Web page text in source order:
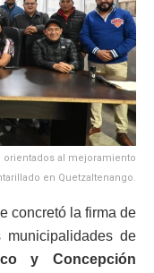
al mejoramiento
en Quetzaltenango.
concretó la firma de
de
y Concepción